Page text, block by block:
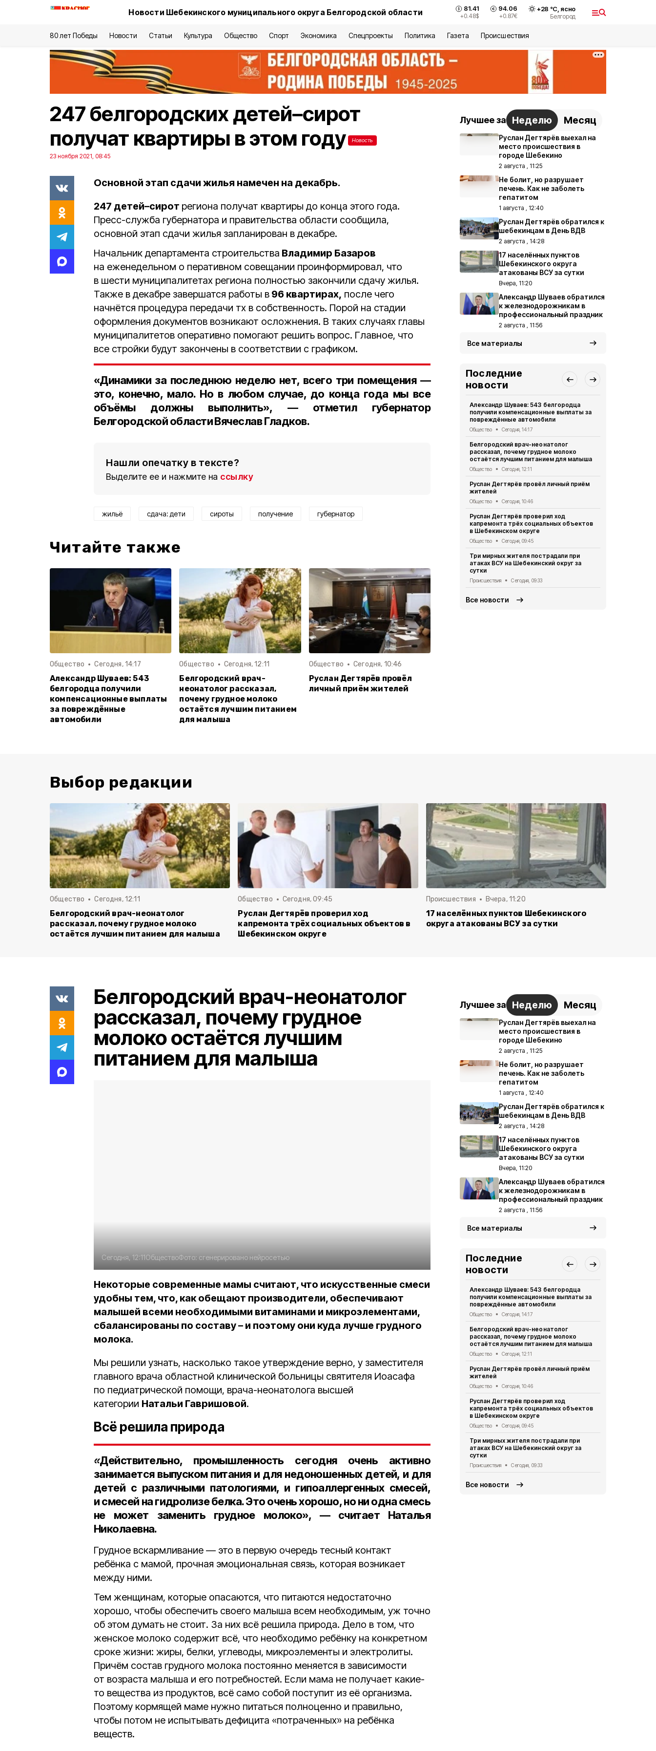
Новости Шебекинского муниципального округа Белгородской области 81.41
+0.48$
94.06
+0.87€
+28 °С, ясно
Белгород
80 лет Победы Новости Статьи Культура Общество Спорт Экономика Спецпроекты Политика Газета Происшествия
247 белгородских детей–сирот
получат квартиры в этом году
Новость
23 ноября 2021, 08:45
Основной этап сдачи жилья намечен на декабрь.
247 детей–сирот региона получат квартиры до конца этого года.
Пресс-служба губернатора и правительства области сообщила,
основной этап сдачи жилья запланирован в декабре.
Начальник департамента строительства Владимир Базаров
на еженедельном о перативном совещании проинформировал, что
в шести муниципалитетах региона полностью закончили сдачу жилья.
Также в декабре завершатся работы в 96 квартирах, после чего
начнётся процедура передачи тх в собственность. Порой на стадии
оформления документов возникают осложнения. В таких случаях главы
муниципалитетов оперативно помогают решить вопрос. Главное, что
все стройки будут закончены в соответствии с графиком.
«Динамики за последнюю неделю нет, всего три помещения —
это, конечно, мало. Но в любом случае, до конца года мы все
объёмы должны выполнить», — отметилгубернатор
Белгородской области Вячеслав Гладков.
Нашли опечатку в тексте?
Выделите ее и нажмите на ссылку
жильё сдача: дети сироты получение губернатор
Читайте также
Общество Сегодня, 14:17
Александр Шуваев: 543
белгородца получили
компенсационные выплаты
за повреждённые
автомобили
Общество Сегодня, 12:11
Белгородский врач-
неонатолог рассказал,
почему грудное молоко
остаётся лучшим питанием
для малыша
Общество Сегодня, 10:46
Руслан Дегтярёв провёл
личный приём жителей
Лучшее за Неделю Месяц
Руслан Дегтярёв выехал на
место происшествия в
городе Шебекино
2 августа , 11:25
Не болит, но разрушает
печень. Как не заболеть
гепатитом
1 августа , 12:40
Руслан Дегтярёв обратился к
шебекинцам в День ВДВ
2 августа , 14:28
17 населённых пунктов
Шебекинского округа
атакованы ВСУ за сутки
Вчера, 11:20
Александр Шуваев обратился
к железнодорожникам в
профессиональный праздник
2 августа , 11:56
Все материалы
Последние
новости
Александр Шуваев: 543 белгородца
получили компенсационные выплаты за
повреждённые автомобили
Общество Сегодня, 14:17
Белгородский врач-неонатолог
рассказал, почему грудное молоко
остаётся лучшим питанием для малыша
Общество Сегодня, 12:11
Руслан Дегтярёв провёл личный приём
жителей
Общество Сегодня, 10:46
Руслан Дегтярёв проверил ход
капремонта трёх социальных объектов
в Шебекинском округе
Общество Сегодня, 09:45
Три мирных жителя пострадали при
атаках ВСУ на Шебекинский округ за
сутки
Происшествия Сегодня, 09:33
Все новости
Выбор редакции
Общество Сегодня, 12:11
Белгородский врач-неонатолог
рассказал, почему грудное молоко
остаётся лучшим питанием для малыша
Общество Сегодня, 09:45
Руслан Дегтярёв проверил ход
капремонта трёх социальных объектов в
Шебекинском округе
Происшествия Вчера, 11:20
17 населённых пунктов Шебекинского
округа атакованы ВСУ за сутки
Белгородский врач-неонатолог
рассказал, почему грудное
молоко остаётся лучшим
питанием для малыша
Сегодня, 12:11ОбществоФото: сгенерировано нейросетью
Некоторые современные мамы считают, что искусственные смеси
удобны тем, что, как обещают производители, обеспечивают
малышей всеми необходимыми витаминами и микроэлементами,
сбалансированы по составу – и поэтому они куда лучше грудного
молока.
Мы решили узнать, насколько такое утверждение верно, у заместителя
главного врача областной клинической больницы святителя Иоасафа
по педиатрической помощи, врача-неонатолога высшей
категории Натальи Гавришовой.
Всё решила природа
«Действительно, промышленность сегодня очень активно
занимается выпуском питания и для недоношенных детей, и для
детей с различными патологиями, и гипоаллергенных смесей,
и смесей на гидролизе белка. Это очень хорошо, но ни одна смесь
не может заменить грудное молоко», — считает Наталья
Николаевна.
Грудное вскармливание — это в первую очередь тесный контакт
ребёнка с мамой, прочная эмоциональная связь, которая возникает
между ними.
Тем женщинам, которые опасаются, что питаются недостаточно
хорошо, чтобы обеспечить своего малыша всем необходимым, уж точно
об этом думать не стоит. За них всё решила природа. Дело в том, что
женское молоко содержит всё, что необходимо ребёнку на конкретном
сроке жизни: жиры, белки, углеводы, микроэлементы и электролиты.
Причём состав грудного молока постоянно меняется в зависимости
от возраста малыша и его потребностей. Если мама не получает какие-
то вещества из продуктов, всё само собой поступит из её организма.
Поэтому кормящей маме нужно питаться полноценно и правильно,
чтобы потом не испытывать дефицита «потраченных» на ребёнка
веществ.
Лучшее за Неделю Месяц
Руслан Дегтярёв выехал на
место происшествия в
городе Шебекино
2 августа , 11:25
Не болит, но разрушает
печень. Как не заболеть
гепатитом
1 августа , 12:40
Руслан Дегтярёв обратился к
шебекинцам в День ВДВ
2 августа , 14:28
17 населённых пунктов
Шебекинского округа
атакованы ВСУ за сутки
Вчера, 11:20
Александр Шуваев обратился
к железнодорожникам в
профессиональный праздник
2 августа , 11:56
Все материалы
Последние
новости
Александр Шуваев: 543 белгородца
получили компенсационные выплаты за
повреждённые автомобили
Общество Сегодня, 14:17
Белгородский врач-неонатолог
рассказал, почему грудное молоко
остаётся лучшим питанием для малыша
Общество Сегодня, 12:11
Руслан Дегтярёв провёл личный приём
жителей
Общество Сегодня, 10:46
Руслан Дегтярёв проверил ход
капремонта трёх социальных объектов
в Шебекинском округе
Общество Сегодня, 09:45
Три мирных жителя пострадали при
атаках ВСУ на Шебекинский округ за
сутки
Происшествия Сегодня, 09:33
Все новости